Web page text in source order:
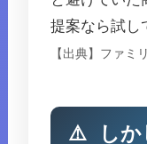
提案なら試し
【出典】ファミ
⚠️
し